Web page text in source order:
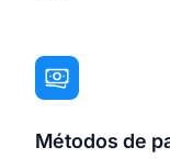
Métodos de